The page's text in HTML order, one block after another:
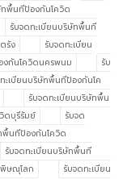
ทพื้นทีป้องกันโควิด
รับจดทะเบียนบริษัทพื้นที
รัง
รับจดทะเบียน
งกันโควิดนครพนม
รับ
ะเบียนบริษัทพื้นทีป้องกันโค
รับจดทะเบียนบริษัทพื้น
ดบุรีรัมย์
รับจด
พื้นทีป้องกันโควิด
รับจดทะเบียนบริษัทพื้นที
ษณุโลก
รับจดทะเบียน